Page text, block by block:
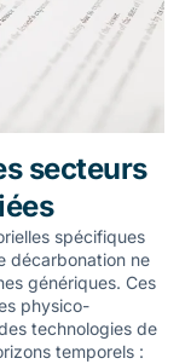
secteurs
spécifiques
décarbonation ne
génériques. Ces
physico-
technologies de
temporels :